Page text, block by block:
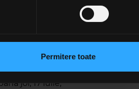
informații cu privire la modul în
culese în urma folosirii serviciilor
Permitere toate
timp,
Mall,
direct acasă,
joi, 17 iulie,